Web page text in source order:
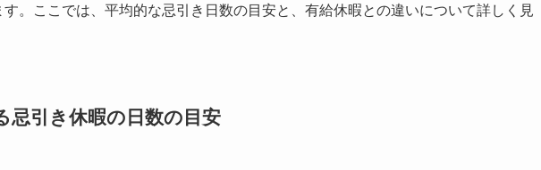
。ここでは、平均的な忌引き日数の目安と、有給休暇との違いについて詳しく見
忌引き休暇の日数の目安